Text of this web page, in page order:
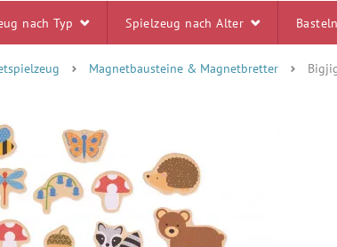
nach Typ Spielzeug nach Alter Basteln
Magnetbausteine & Magnetbretter